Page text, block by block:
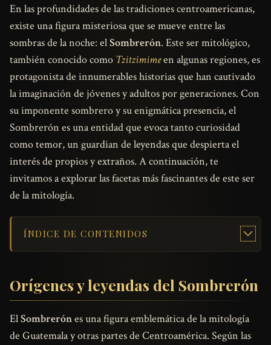
En las profundidades de las tradiciones centroamericanas,
existe una figura misteriosa que se mueve entre las
sombras de la noche: elSombrerón. Este ser mitológico,
también conocido como Tzitzimimeen algunas regiones, es
protagonista de innumerables historias que han cautivado
la imaginación de jóvenes y adultos por generaciones. Con
su imponente sombrero y su enigmática presencia, el
Sombrerón es una entidad que evoca tanto curiosidad
como temor, un guardian de leyendas que despierta el
interés de propios y extraños. A continuación, te
invitamos a explorar las facetas más fascinantes de este ser
de la mitología.
ÍNDICE DE CONTENIDOS
Orígenes y leyendas del Sombrerón
ElSombrerónes una figura emblemática de la mitología
de Guatemala y otras partes de Centroamérica. Según las